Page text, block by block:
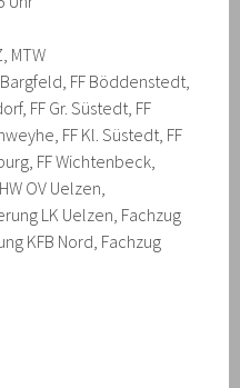
MTW
Bargfeld, FF Böddenstedt,
FF Gr. Süstedt, FF
FF Kl. Süstedt, FF
FF Wichtenbeck,
OV Uelzen,
LK Uelzen, Fachzug
KFB Nord, Fachzug